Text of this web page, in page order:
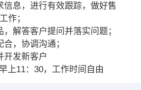
信息，进行有效跟踪，做好售
作；
解答客户提问并落实问题；
，协调沟通；
开发新客户
上11：30，工作时间自由